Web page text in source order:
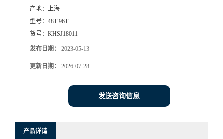
产地： 上海
型号： 48T 96T
货号： KHSJ18011
发布日期： 2023-05-13
更新日期： 2026-07-28
发送咨询信息
产品详请